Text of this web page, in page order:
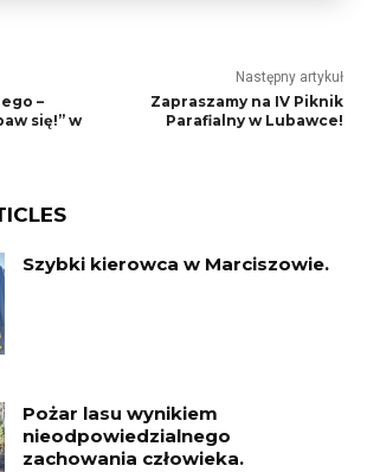
–
się!” w
Następny artykuł
Zapraszamy na IV Piknik
Parafialny w Lubawce!
Szybki kierowca w Marciszowie.
Pożar lasu wynikiem
nieodpowiedzialnego
zachowania człowieka.